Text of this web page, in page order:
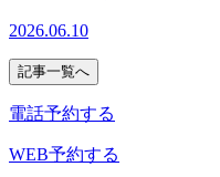
オイルハンドケア：前腕
ームを使ってほぐします
を促します。●角質ケア：
ベスベ肌に。 いろいろあ
も大丈夫です！受付時に
せて頂きますのでお気軽
しくださいね。お疲れが
が60～70%くらいの方は
のコースをおすすめして
お待ちしています
マッサージよりも気持ち
eギフトチケットが、通常
とする対象のRe.Ra.Ku店
から！】https://reraku.egift-
今月のおすすめは、毎年
る「eギフト」が、なんと
なキャンペーンがスター
期間：2026年6月13日（土
典内容：3,000円以上のe
30%OFF！有効期限：ご
めとする対象のRe.Ra.Ku
可能時間☆13:00～17:00ま
16:20※30分コースの場合)
ージオ西新井店です。関
い天気が続いていますね
2026.06.10
記事一覧へ
電話予約する
WEB予約する